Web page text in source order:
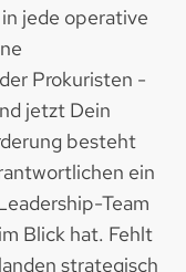
jede operative
Prokuristen -
jetzt Dein
besteht
ein
Team
Blick hat. Fehlt
strategisch